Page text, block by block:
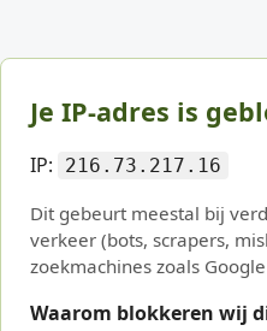
Je IP-adres is
IP: 216.73.217.16
Dit gebeurt meestal bij
verkeer (bots, scrapers,
zoekmachines zoals
Waarom blokkeren wij